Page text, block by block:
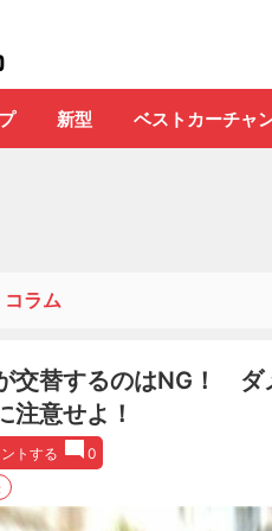
新型 ベストカーチャ
コラム
交替するのはNG！ ダ
注意せよ！
トする
0